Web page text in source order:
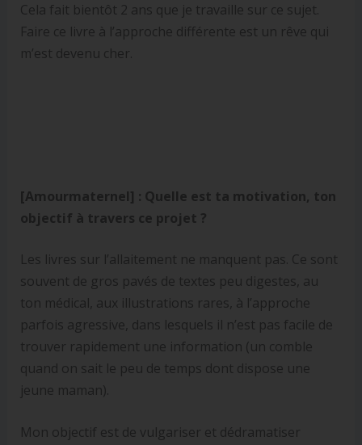
Cela fait bientôt 2 ans que je travaille sur ce sujet.
Faire ce livre à l’approche différente est un rêve qui
m’est devenu cher.
[Amourmaternel] : Quelle est ta motivation, ton
objectif à travers ce projet ?
Les livres sur l’allaitement ne manquent pas. Ce sont
souvent de gros pavés de textes peu digestes, au
ton médical, aux illustrations rares, à l’approche
parfois agressive, dans lesquels il n’est pas facile de
trouver rapidement une information (un comble
quand on sait le peu de temps dont dispose une
jeune maman).
Mon objectif est de vulgariser et dédramatiser